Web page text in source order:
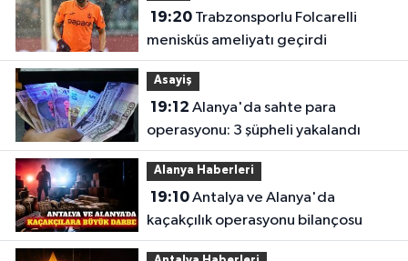
19:20Trabzonsporlu Folcarelli
menisküs ameliyatı geçirdi
Asayiş
19:12
operasyonu: 3 şüpheli yakalandı
Alanya Haberleri
19:10Antalya ve Alanya'da
kaçakçılık operasyonu bilançosu